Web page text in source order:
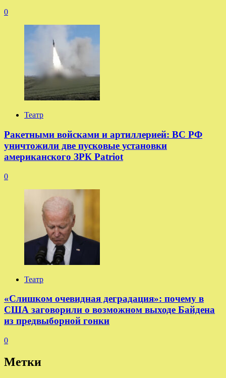
0
Театр
Ракетными войсками и артиллерией: ВС РФ
уничтожили две пусковые установки
американского ЗРК Patriot
0
Театр
«Слишком очевидная деградация»: почему в
США заговорили о возможном выходе Байдена
из предвыборной гонки
0
Метки